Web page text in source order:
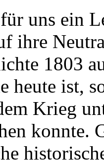
uns ein
ihre
1803
heute ist,
Krieg
konnte.